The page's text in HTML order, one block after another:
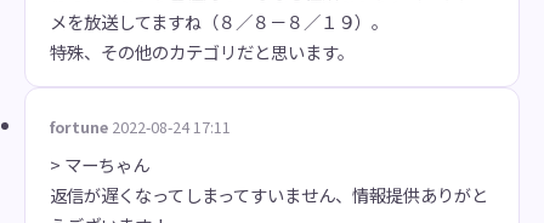
メを放送してますね（８／８－８／１９）。
特殊、その他のカテゴリだと思います。
fortune 2022-08-24 17:11
> マーちゃん
返信が遅くなってしまってすいません、情報提供ありがと